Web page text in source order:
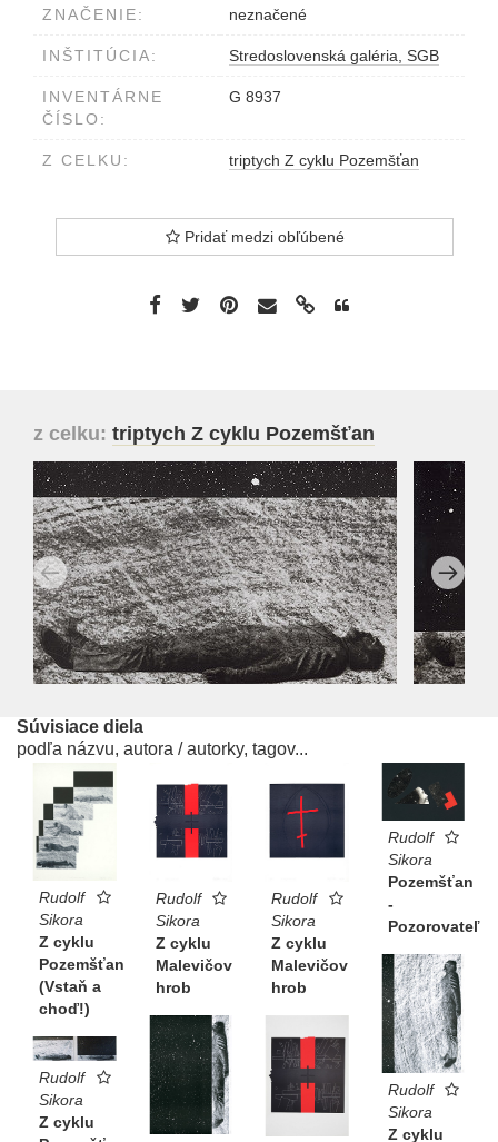
ZNAČENIE: neznačené
INŠTITÚCIA: Stredoslovenská galéria, SGB
INVENTÁRNE
ČÍSLO:
G 8937
Z CELKU: triptych Z cyklu Pozemšťan
Pridať medzi obľúbené
z celku: triptych Z cyklu Pozemšťan
Súvisiace diela
podľa názvu, autora / autorky, tagov...
Rudolf
Sikora
Z cyklu
Pozemšťan
(Vstaň a
choď!)
Rudolf
Sikora
Z cyklu
Malevičov
hrob
Rudolf
Sikora
Z cyklu
Malevičov
hrob
Rudolf
Sikora
Pozemšťan
-
Pozorovateľ
Rudolf
Sikora
Z cyklu
Rudolf
Sikora
Z cyklu